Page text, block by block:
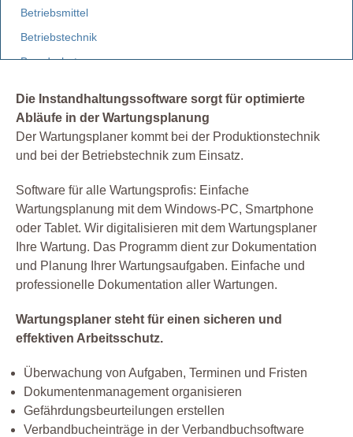
Betriebsmittel
Betriebstechnik
Brandschutz
Etiketten
Facility Management
Fuhrpark
Gebäudemanagement
Gefahrstoff
Gefährdungsbeurteilung
Instandhaltung
Organisation
Prüfen
Prüfmittel Messmittel
Prüfplaner
Die Instandhaltungssoftware sorgt für optimierte
Abläufe in der Wartungsplanung
Der Wartungsplaner kommt bei der Produktionstechnik
und bei der Betriebstechnik zum Einsatz.
Software für alle Wartungsprofis: Einfache
Wartungsplanung mit dem Windows-PC, Smartphone
oder Tablet. Wir digitalisieren mit dem Wartungsplaner
Ihre Wartung. Das Programm dient zur Dokumentation
und Planung Ihrer Wartungsaufgaben. Einfache und
professionelle Dokumentation aller Wartungen.
Wartungsplaner steht für einen sicheren und
effektiven Arbeitsschutz.
Überwachung von Aufgaben, Terminen und Fristen
Dokumentenmanagement organisieren
Gefährdungsbeurteilungen erstellen
Verbandbucheinträge in der Verbandbuchsoftware